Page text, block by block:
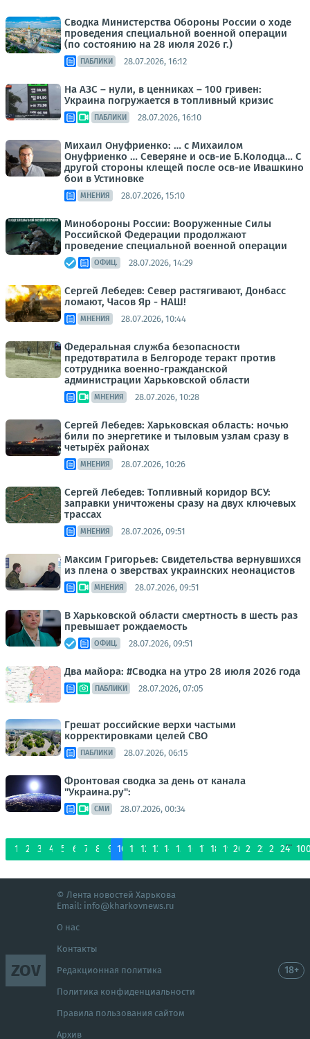
Сводка Министерства Обороны России о ходе
проведения специальной военной операции
(по состоянию на 28 июля 2026 г.)
ПАБЛИКИ 28.07.2026, 16:12
На АЗС – нули, в ценниках – 100 гривен:
Украина погружается в топливный кризис
ПАБЛИКИ 28.07.2026, 16:10
Михаил Онуфриенко: … с Михаилом
Онуфриенко … Северяне и осв-ие Б.Колодца… С
другой стороны клещей после осв-ие Ивашкино
бои в Устиновке
МНЕНИЯ 28.07.2026, 15:10
Минобороны России: Вооруженные Силы
Российской Федерации продолжают
проведение специальной военной операции
ОФИЦ. 28.07.2026, 14:29
Сергей Лебедев: Север растягивают, Донбасс
ломают, Часов Яр - НАШ!
МНЕНИЯ 28.07.2026, 10:44
Федеральная служба безопасности
предотвратила в Белгороде теракт против
сотрудника военно-гражданской
администрации Харьковской области
МНЕНИЯ 28.07.2026, 10:28
Сергей Лебедев: Харьковская область: ночью
били по энергетике и тыловым узлам сразу в
четырёх районах
МНЕНИЯ 28.07.2026, 10:26
Сергей Лебедев: Топливный коридор ВСУ:
заправки уничтожены сразу на двух ключевых
трассах
МНЕНИЯ 28.07.2026, 09:51
Максим Григорьев: Свидетельства вернувшихся
из плена о зверствах украинских неонацистов
МНЕНИЯ 28.07.2026, 09:51
В Харьковской области смертность в шесть раз
превышает рождаемость
ОФИЦ. 28.07.2026, 09:51
Два майора: #Сводка на утро 28 июля 2026 года
ПАБЛИКИ 28.07.2026, 07:05
Грешат российские верхи частыми
корректировками целей СВО
ПАБЛИКИ 28.07.2026, 06:15
Фронтовая сводка за день от канала
"Украина.ру":
СМИ 28.07.2026, 00:34
1 2 3 4 5 6 7 8 9 10 11 12 13 14 15 16 17 18 19 20 21 22 23 24
...
ZOV
© Лента новостей Харькова
Email: info@kharkovnews.ru
О нас
Контакты
Редакционная политика
Политика конфиденциальности
Правила пользования сайтом
Архив
18+